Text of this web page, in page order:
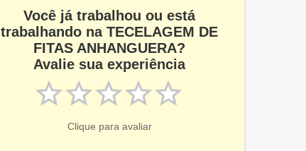
Você já trabalhou ou está
trabalhando na TECELAGEM DE
FITAS ANHANGUERA?
Avalie sua experiência
Clique para avaliar